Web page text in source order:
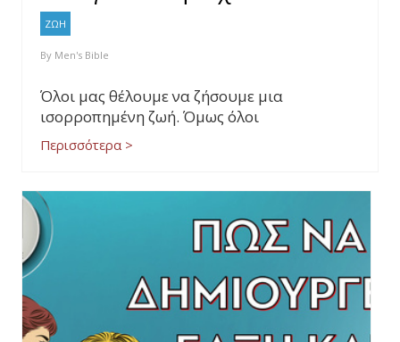
ΖΩΗ
By Men's Bible
Όλοι μας θέλουμε να ζήσουμε μια
ισορροπημένη ζωή. Όμως όλοι
Περισσότερα >